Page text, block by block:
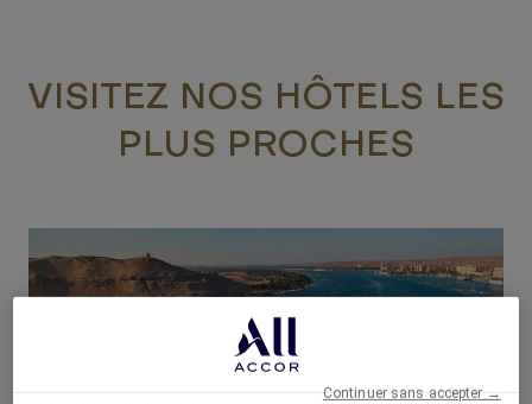
VISITEZ NOS HÔTELS LES
PLUS PROCHES
Continuer sans accepter →